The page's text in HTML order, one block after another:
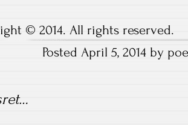
© 2014. All rights reserved.
Posted April 5, 2014 by